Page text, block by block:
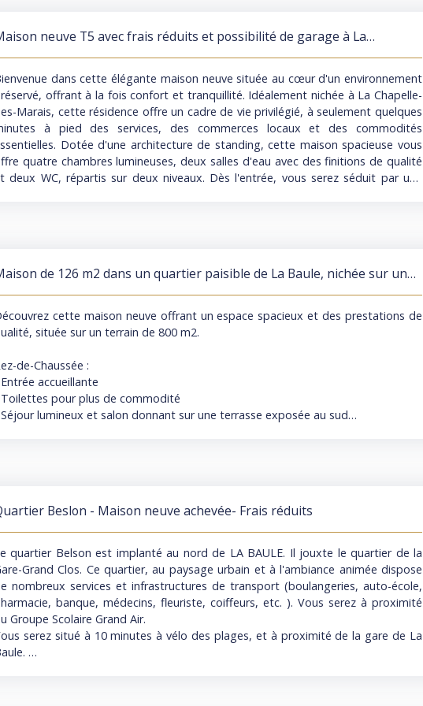
: Grenier aménageable de 10 m²Extérieur Superbe jardin clos de murs en
sans vis-à-vis, bien orienté et joliment arboré 2 stationnements privatifs
la propriété Prestations : Quatre modes de chauffage : électrique, fioul, bois
pompe à chaleur air/air Menuiseries double vitrage Toiture en ardoise naturelle
motorisé Prix 379 000€ FAI (Frais d’agence à la charge de l’acquéreur)
de Julien : 0624591614
neuve T5 avec frais réduits et possibilité de garage à La
des-Marais
dans cette élégante maison neuve située au cœur d'un environnement
offrant à la fois confort et tranquillité. Idéalement nichée à La Chapelle-
Marais, cette résidence offre un cadre de vie privilégié, à seulement quelques
à pied des services, des commerces locaux et des commodités
Dotée d'une architecture de standing, cette maison spacieuse vous
quatre chambres lumineuses, deux salles d'eau avec des finitions de qualité
deux WC, répartis sur deux niveaux. Dès l'entrée, vous serez séduit par une
qualité irréprochable. En tant que construction neuve, cette maison offre
des frais de notaire réduits, estimés à environ 2,5 %. Une opportunité à
pas manquer pour réaliser votre projet immobilier dans des conditions
De plus, cette propriété offre la possibilité d'évoluer selon vos
avec la possibilité de faire construire un garage supplémentaire. Le
de construire est déjà autorisé et purgé, vous offrant ainsi une solution sur
mesure pour répondre à vos besoins de stockage ou de stationnement. Ne
manquez pas l'opportunité de devenir propriétaire de cette maison neuve et
confortable, parfaitement adaptée à un mode de vie moderne et dynamique à La
Chapelle-des-Marais.
de 126 m2 dans un quartier paisible de La Baule, nichée sur un
terrain de 800 m2
cette maison neuve offrant un espace spacieux et des prestations de
située sur un terrain de 800 m2.
de-Chaussée :
accueillante
pour plus de commodité
lumineux et salon donnant sur une terrasse exposée au sud
de bains élégante
indépendantes
d'un vaste terrain qui offre un espace généreux, idéal pour créer des
luxuriants, des aires de détente en plein air et plus encore.. De plus, un
est inclus pour abriter votre véhicule en toute sécurité.
maison neuve allie confort moderne et espace généreux pour répondre à
vos besoins. Pour plus d'informations ou pour organiser une visite,
Beslon - Maison neuve achevée- Frais réduits
quartier Belson est implanté au nord de LA BAULE. Il jouxte le quartier de la
Grand Clos. Ce quartier, au paysage urbain et à l'ambiance animée dispose
nombreux services et infrastructures de transport (boulangeries, auto-école,
banque, médecins, fleuriste, coiffeurs, etc. ). Vous serez à proximité
Groupe Scolaire Grand Air.
serez situé à 10 minutes à vélo des plages, et à proximité de la gare de La